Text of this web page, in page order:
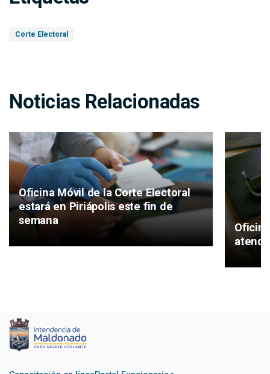
Corte Electoral
Noticias Relacionadas
Oficina Móvil de la Corte Electoral
estará en Piriápolis este fin de
semana